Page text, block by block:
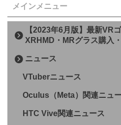
メインメニュー
【2023年6月版】最新VR
XRHMD・MRグラス購入
ニュース
VTuberニュース
Oculus（Meta）関連ニュ
HTC Vive関連ニュース